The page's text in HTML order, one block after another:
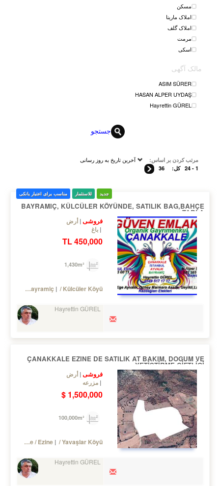
مسکن
املاک مارینا
املاک گلف
مرمت
اسکی
مالک آگهی
ASIM SÜRER
HASAN ALPER UYDAŞ
Hayrettin GÜREL
جستجو
مرتب کردن بر اساس: آخرین تاریخ به روز رسانی
1 - 24 کل: 36
جدید للاستثمار مناسب برای اعتبار بانکی
BAYRAMIÇ, KÜLCÜLER KÖYÜNDE, SATILIK BAG,BAHÇE
TARLA
فروشی أرض
باغ
450,000 TL
Turkey Çanakkale / Bayramiç / Külcüler Köyü
Hayrettin GÜREL
ÇANAKKALE EZINE DE SATILIK AT BAKIM, DOGUM VE
YETİŞTİRME ÇİFTLİGİ
فروشی أرض
مزرعه
1,500,000 $
Turkey Çanakkale / Ezine / Yavaşlar Köyü
Hayrettin GÜREL